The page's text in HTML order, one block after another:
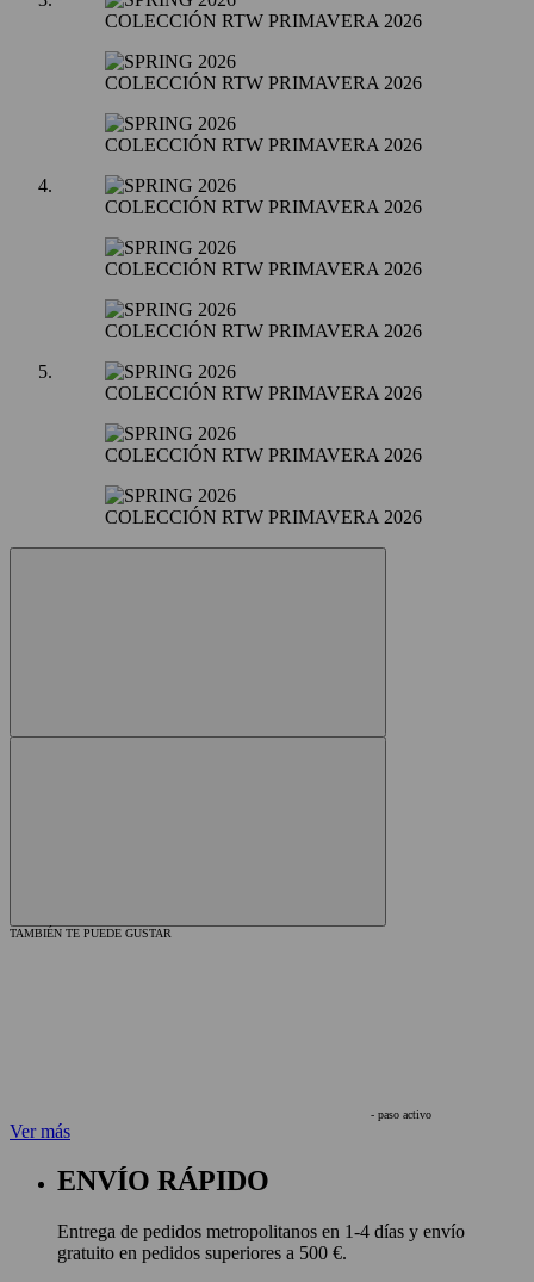
COLECCIÓN RTW PRIMAVERA 2026
COLECCIÓN RTW PRIMAVERA 2026
COLECCIÓN RTW PRIMAVERA 2026
COLECCIÓN RTW PRIMAVERA 2026
COLECCIÓN RTW PRIMAVERA 2026
COLECCIÓN RTW PRIMAVERA 2026
COLECCIÓN RTW PRIMAVERA 2026
COLECCIÓN RTW PRIMAVERA 2026
COLECCIÓN RTW PRIMAVERA 2026
TAMBIÉN TE PUEDE GUSTAR
- paso activo
Ver más
ENVÍO RÁPIDO
Entrega de pedidos metropolitanos en 1-4 días y envío
gratuito en pedidos superiores a 500 €.